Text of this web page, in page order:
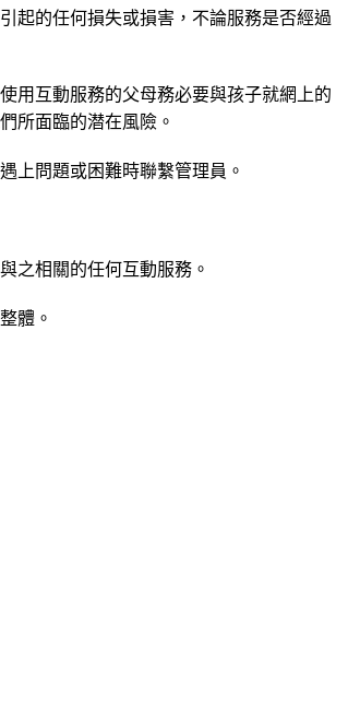
起的任何損失或損害，不論服務是否經過
用互動服務的父母務必要與孩子就網上的
所面臨的潜在風險。
上問題或困難時聯繫管理員。
之相關的任何互動服務。
體。